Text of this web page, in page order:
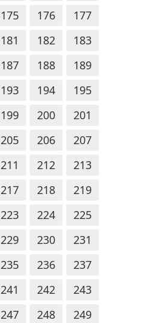
175 176
177
181 182
183
187 188
189
193 194
195
199 200
201
205 206
207
211 212
213
217 218
219
223 224
225
229 230
231
235 236
237
241 242
243
247 248
249